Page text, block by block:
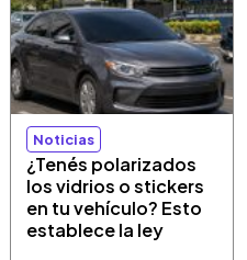
Noticias
¿Tenés polarizados
los vidrios o stickers
en tu vehículo? Esto
establece la ley